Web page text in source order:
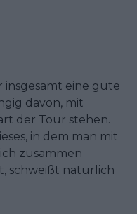
insgesamt eine gute
davon, mit
der Tour stehen.
in dem man mit
zusammen
schweißt natürlich